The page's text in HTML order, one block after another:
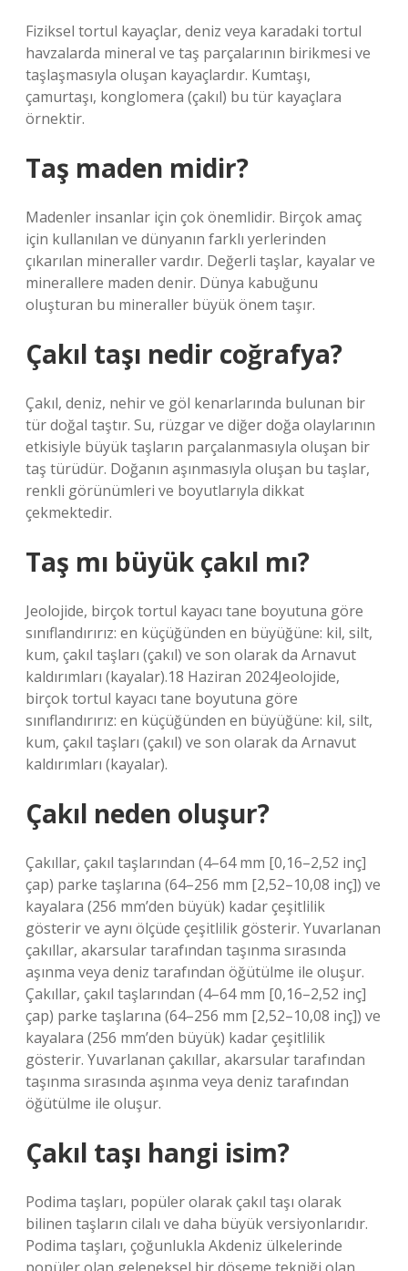
Fiziksel tortul kayaçlar, deniz veya karadaki tortul
havzalarda mineral ve taş parçalarının birikmesi ve
taşlaşmasıyla oluşan kayaçlardır. Kumtaşı,
çamurtaşı, konglomera (çakıl) bu tür kayaçlara
örnektir.
Taş maden midir?
Madenler insanlar için çok önemlidir. Birçok amaç
için kullanılan ve dünyanın farklı yerlerinden
çıkarılan mineraller vardır. Değerli taşlar, kayalar ve
minerallere maden denir. Dünya kabuğunu
oluşturan bu mineraller büyük önem taşır.
Çakıl taşı nedir coğrafya?
Çakıl, deniz, nehir ve göl kenarlarında bulunan bir
tür doğal taştır. Su, rüzgar ve diğer doğa olaylarının
etkisiyle büyük taşların parçalanmasıyla oluşan bir
taş türüdür. Doğanın aşınmasıyla oluşan bu taşlar,
renkli görünümleri ve boyutlarıyla dikkat
çekmektedir.
Taş mı büyük çakıl mı?
Jeolojide, birçok tortul kayacı tane boyutuna göre
sınıflandırırız: en küçüğünden en büyüğüne: kil, silt,
kum, çakıl taşları (çakıl) ve son olarak da Arnavut
kaldırımları (kayalar).18 Haziran 2024Jeolojide,
birçok tortul kayacı tane boyutuna göre
sınıflandırırız: en küçüğünden en büyüğüne: kil, silt,
kum, çakıl taşları (çakıl) ve son olarak da Arnavut
kaldırımları (kayalar).
Çakıl neden oluşur?
Çakıllar, çakıl taşlarından (4–64 mm [0,16–2,52 inç]
çap) parke taşlarına (64–256 mm [2,52–10,08 inç]) ve
kayalara (256 mm’den büyük) kadar çeşitlilik
gösterir ve aynı ölçüde çeşitlilik gösterir. Yuvarlanan
çakıllar, akarsular tarafından taşınma sırasında
aşınma veya deniz tarafından öğütülme ile oluşur.
Çakıllar, çakıl taşlarından (4–64 mm [0,16–2,52 inç]
çap) parke taşlarına (64–256 mm [2,52–10,08 inç]) ve
kayalara (256 mm’den büyük) kadar çeşitlilik
gösterir. Yuvarlanan çakıllar, akarsular tarafından
taşınma sırasında aşınma veya deniz tarafından
öğütülme ile oluşur.
Çakıl taşı hangi isim?
Podima taşları, popüler olarak çakıl taşı olarak
bilinen taşların cilalı ve daha büyük versiyonlarıdır.
Podima taşları, çoğunlukla Akdeniz ülkelerinde